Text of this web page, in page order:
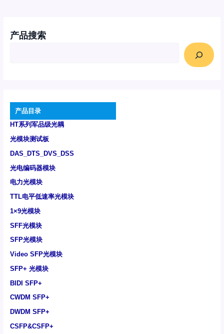
产品搜索
产品目录
HT系列军品级光耦
光模块测试板
DAS_DTS_DVS_DSS
光电编码器模块
电力光模块
TTL电平低速率光模块
1×9光模块
SFF光模块
SFP光模块
Video SFP光模块
SFP+ 光模块
BIDI SFP+
CWDM SFP+
DWDM SFP+
CSFP&CSFP+